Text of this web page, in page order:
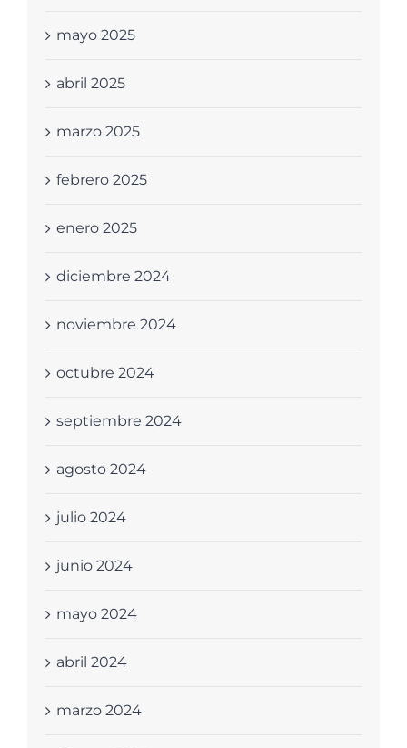
mayo 2025
abril 2025
marzo 2025
febrero 2025
enero 2025
diciembre 2024
noviembre 2024
octubre 2024
septiembre 2024
agosto 2024
julio 2024
junio 2024
mayo 2024
abril 2024
marzo 2024